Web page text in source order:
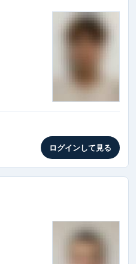
ログインして見る